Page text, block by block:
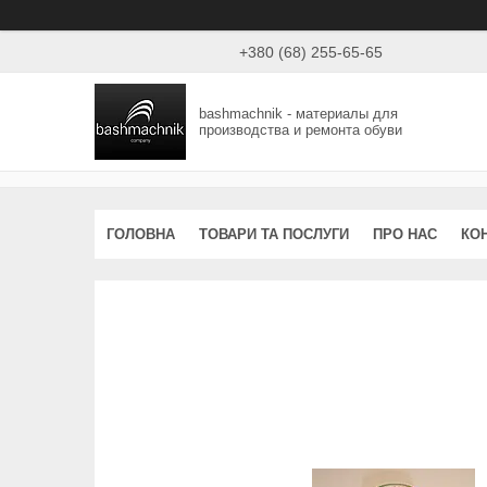
+380 (68) 255-65-65
bashmachnik - материалы для
производства и ремонта обуви
ГОЛОВНА ТОВАРИ ТА ПОСЛУГИ ПРО НАС